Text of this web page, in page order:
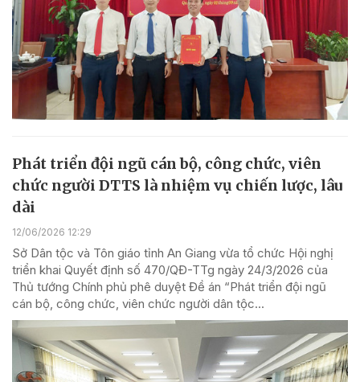
Phát triển đội ngũ cán bộ, công chức, viên
chức người DTTS là nhiệm vụ chiến lược, lâu
dài
12/06/2026 12:29
Sở Dân tộc và Tôn giáo tỉnh An Giang vừa tổ chức Hội nghị
triển khai Quyết định số 470/QĐ-TTg ngày 24/3/2026 của
Thủ tướng Chính phủ phê duyệt Đề án “Phát triển đội ngũ
cán bộ, công chức, viên chức người dân tộc...